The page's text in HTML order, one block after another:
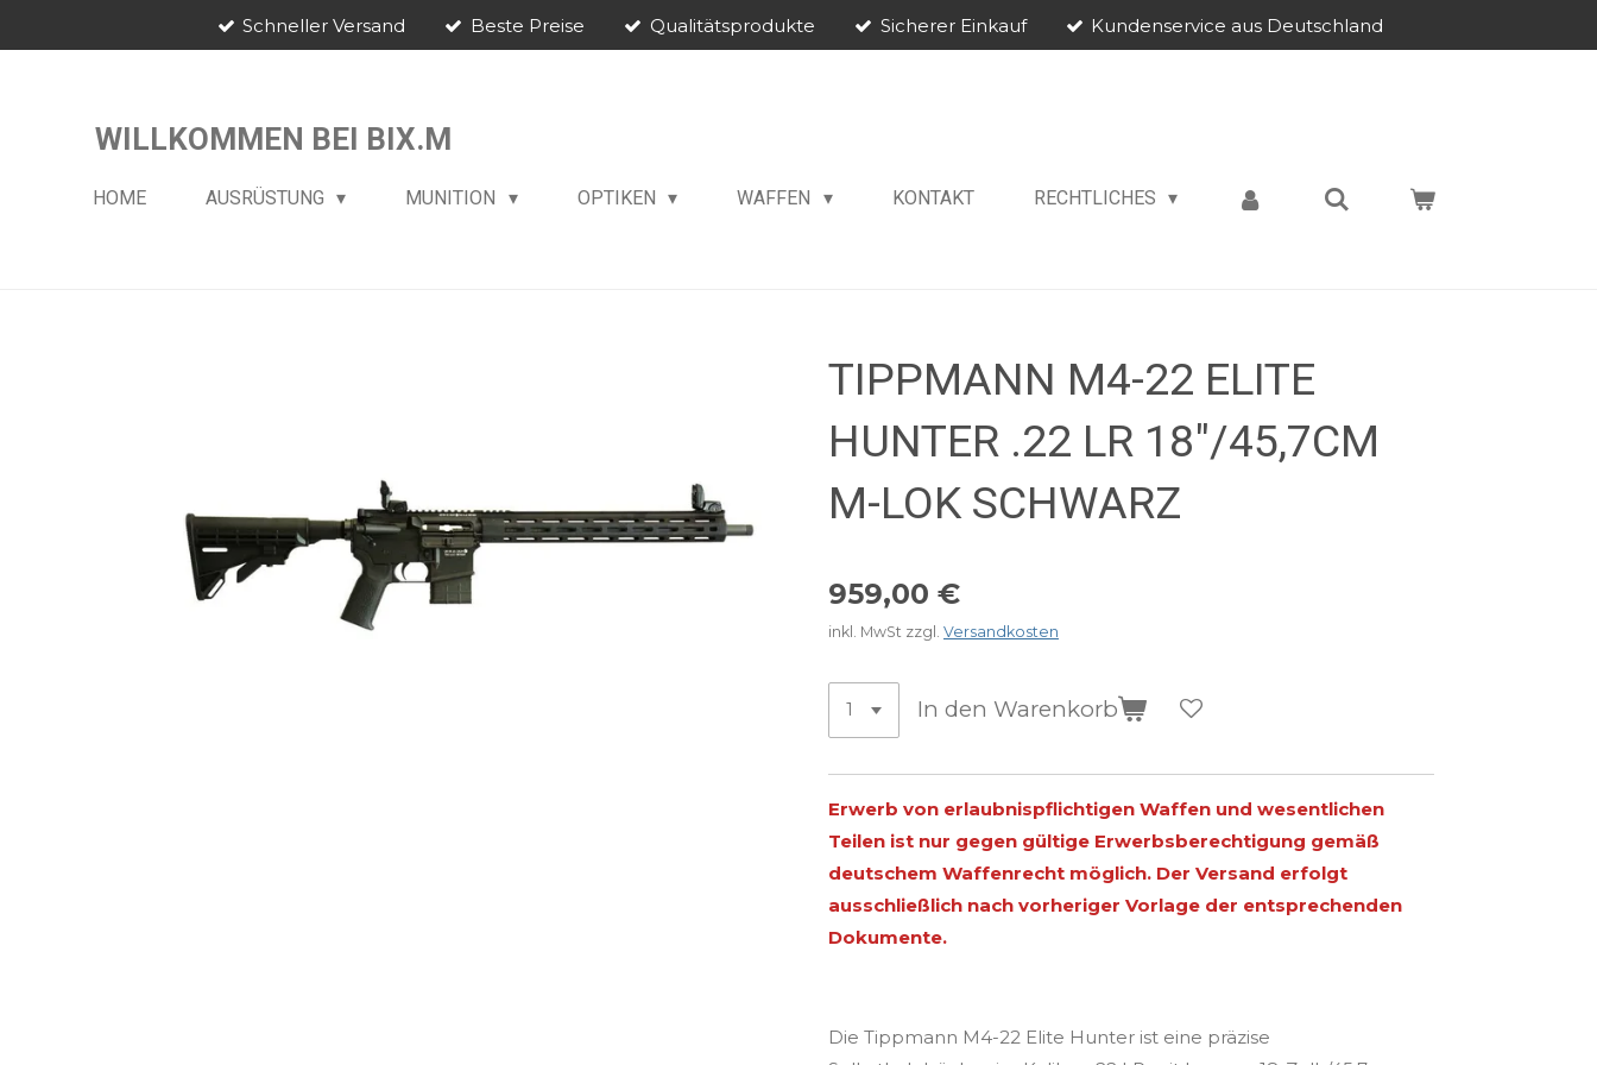
Schneller Versand Beste Preise Qualitätsprodukte Sicherer Einkauf Kundenservice aus Deutschland
WILLKOMMEN BEI BIX.M
HOME AUSRÜSTUNG MUNITION OPTIKEN WAFFEN KONTAKT RECHTLICHES
TIPPMANN M4-22 ELITE
HUNTER .22 LR 18"/45,7CM
M-LOK SCHWARZ
959,00 €
inkl. MwSt zzgl. Versandkosten
In den Warenkorb
Erwerb von erlaubnispflichtigen Waffen und wesentlichen
Teilen ist nur gegen gültige Erwerbsberechtigung gemäß
deutschem Waffenrecht möglich. Der Versand erfolgt
ausschließlich nach vorheriger Vorlage der entsprechenden
Dokumente.
Die Tippmann M4-22 Elite Hunter ist eine präzise